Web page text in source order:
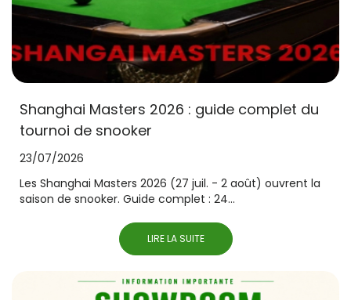
Shanghai Masters 2026 : guide complet du
tournoi de snooker
23/07/2026
Les Shanghai Masters 2026 (27 juil. - 2 août) ouvrent la
saison de snooker. Guide complet : 24...
LIRE LA SUITE